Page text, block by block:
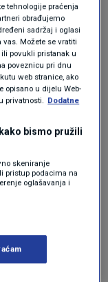
Potpuno
i u južnije vode
vodi.
bila pogođena
je. Udruga Sea
tko je pucao
vratiti u ocean,
tehnologije praćenja
obrađujemo
sadržaj i oglasi
Možete se vratiti
povukli pristanak u
poveznicu pri dnu
web stranice, ako
opisano u dijelu Web-
privatnosti. Dodatne
bismo pružili
skeniranje
pristup podacima na
oglašavanja i